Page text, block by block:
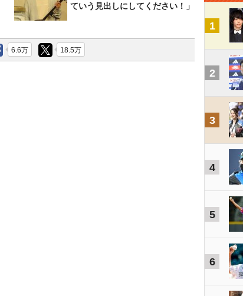
ていう見出しにしてください！」
6.6万 18.5万
1
2
3
4
5
6